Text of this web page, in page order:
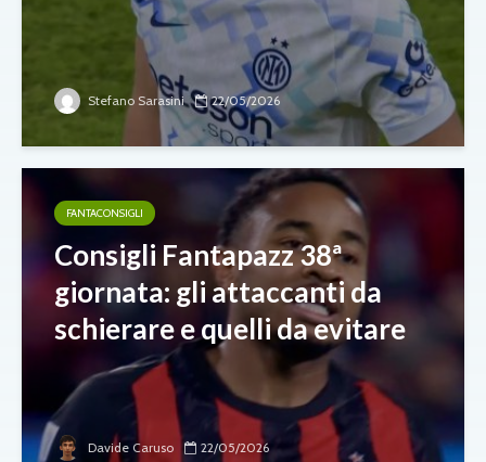
Stefano Sarasini 22/05/2026
FANTACONSIGLI
Consigli Fantapazz 38ª
giornata: gli attaccanti da
schierare e quelli da evitare
Davide Caruso 22/05/2026